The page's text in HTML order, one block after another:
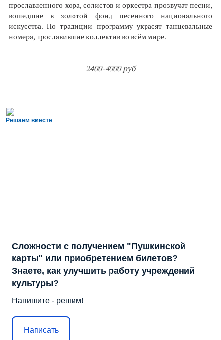
прославленного хора, солистов и оркестра прозвучат песни,
вошедшие в золотой фонд песенного национального
искусства. По традиции программу украсят танцевальные
номера, прославившие коллектив во всём мире.
2400-4000 руб
Решаем вместе
Сложности с получением "Пушкинской
карты" или приобретением билетов?
Знаете, как улучшить работу учреждений
культуры?
Напишите - решим!
Написать